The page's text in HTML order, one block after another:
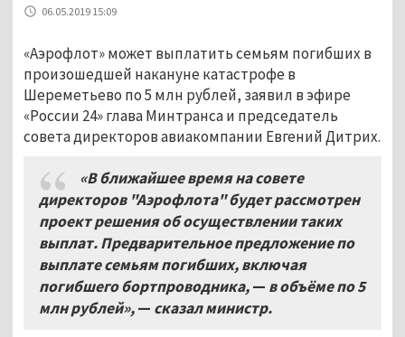
06.05.2019 15:09
«Аэрофлот» может выплатить семьям погибших в
произошедшей накануне катастрофе в
Шереметьево по 5 млн рублей, заявил в эфире
«России 24» глава Минтранса и председатель
совета директоров авиакомпании Евгений Дитрих.
«В ближайшее время на совете
директоров "Аэрофлота"будет рассмотрен
проект решения об осуществлении таких
выплат.Предварительное предложение по
выплате семьям погибших,включая
погибшего бортпроводника,— в объёме по 5
млн рублей»,— сказал министр.